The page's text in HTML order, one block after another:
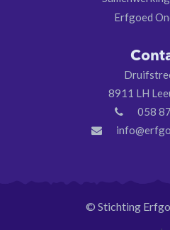
Erfgoed
8911 LH
058
© Stichting